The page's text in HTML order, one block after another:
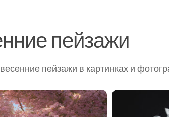
пейзажи
пейзажи в картинках и